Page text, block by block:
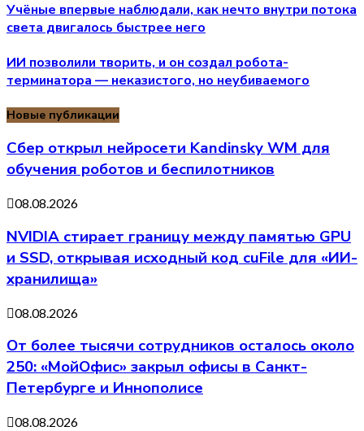
Учёные впервые наблюдали, как нечто внутри потока
света двигалось быстрее него
ИИ позволили творить, и он создал робота-
терминатора — неказистого, но неубиваемого
Новые публикации
Сбер открыл нейросети Kandinsky WM для
обучения роботов и беспилотников
08.08.2026
NVIDIA стирает границу между памятью GPU
и SSD, открывая исходный код cuFile для «ИИ-
хранилища»
08.08.2026
От более тысячи сотрудников осталось около
250: «МойОфис» закрыл офисы в Санкт-
Петербурге и Иннополисе
08.08.2026